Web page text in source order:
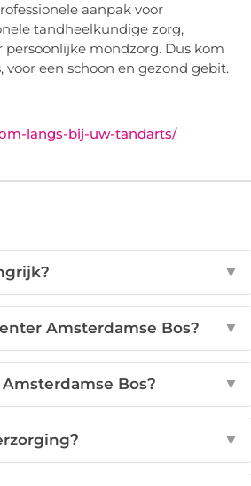
aanpak voor
tandheelkundige zorg,
mondzorg. Dus kom
een schoon en gezond gebit.
langs-bij-uw-tandarts/
▼
Amsterdamse Bos? ▼
Bos? ▼
▼